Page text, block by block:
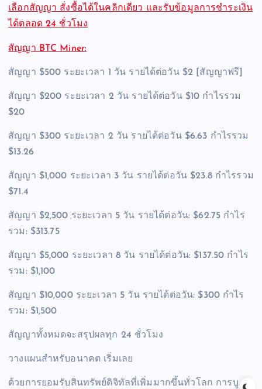
เลือกสัญญา สั่งซื้อได้ในคลิกเดียว และรับข้อมูลการชำระเงิน
ได้ตลอด 24 ชั่วโมง
สัญญา BTC Miner:
สัญญา $500 ระยะเวลา 1 วัน รายได้ต่อวัน $2 [สัญญาฟรี]
สัญญา $200 ระยะเวลา 2 วัน รายได้ต่อวัน $10 กำไรรวม
$20
สัญญา $300 ระยะเวลา 2 วัน รายได้ต่อวัน $6.63 กำไรรวม
$13.26
สัญญา $1,000 ระยะเวลา 3 วัน รายได้ต่อวัน $23.8 กำไรรวม
$71.4
สัญญา $2,500 ระยะเวลา 5 วัน รายได้ต่อวัน: $62.75 กำไร
รวม: $313.75
สัญญา $5,000 ระยะเวลา 8 วัน รายได้ต่อวัน: $137.50 กำไร
รวม: $1,100
สัญญา $10,000 ระยะเวลา 5 วัน รายได้ต่อวัน: $300 กำไร
รวม: $1,500
สัญญาทั้งหมดจะสรุปผลทุก 24 ชั่วโมง
วางแผนสำหรับอนาคต เริ่มเลย
ด้วยการยอมรับสินทรัพย์ดิจิทัลที่เพิ่มมากขึ้นทั่วโลก การบู